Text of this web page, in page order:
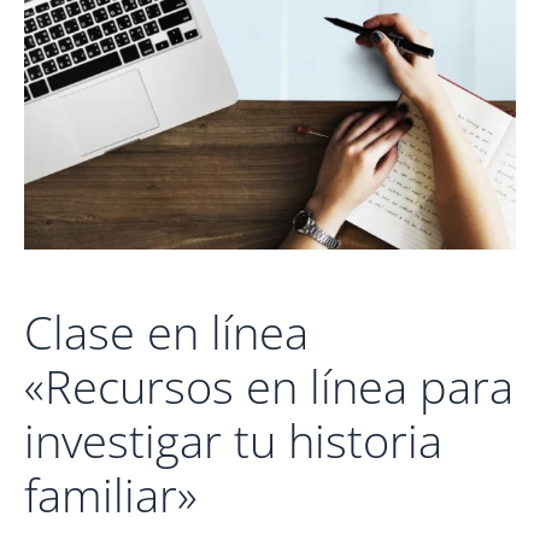
Clase en línea
«Recursos en línea para
investigar tu historia
familiar»